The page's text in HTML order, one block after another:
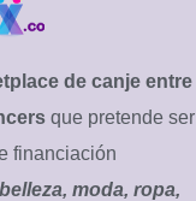
de canje entre
que pretende ser
financiación
moda, ropa,